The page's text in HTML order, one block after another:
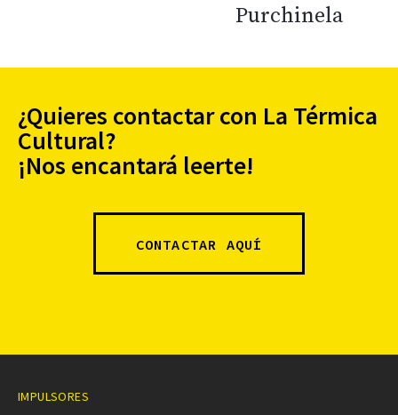
Purchinela
¿Quieres contactar con La Térmica
Cultural?
¡Nos encantará leerte!
CONTACTAR AQUÍ
IMPULSORES